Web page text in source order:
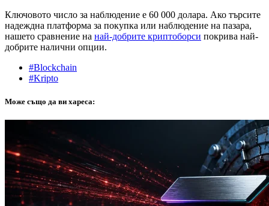
Ключовото число за наблюдение е 60 000 долара. Ако търсите
надеждна платформа за покупка или наблюдение на пазара,
нашето сравнение на най-добрите криптоборси покрива най-
добрите налични опции.
#Blockchain
#Kripto
Може също да ви хареса: